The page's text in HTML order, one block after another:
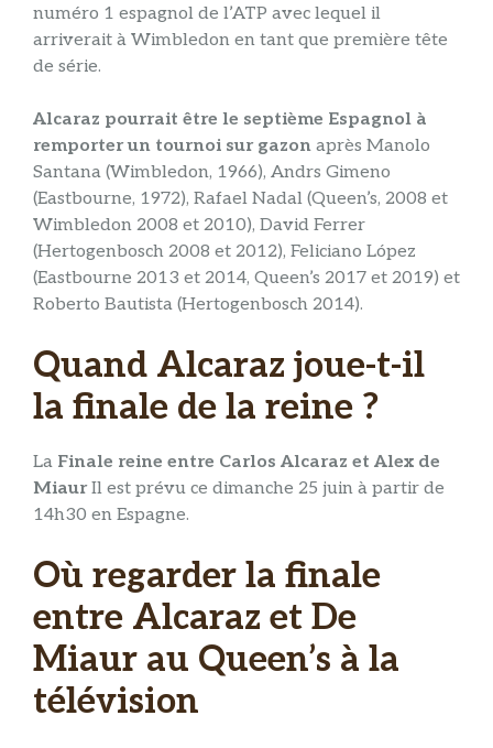
numéro 1 espagnol de l’ATP avec lequel il
arriverait à Wimbledon en tant que première tête
de série.
Alcaraz pourrait être le septième Espagnol à
remporter un tournoi sur gazon après Manolo
Santana (Wimbledon, 1966), Andrs Gimeno
(Eastbourne, 1972), Rafael Nadal (Queen’s, 2008 et
Wimbledon 2008 et 2010), David Ferrer
(Hertogenbosch 2008 et 2012), Feliciano López
(Eastbourne 2013 et 2014, Queen’s 2017 et 2019) et
Roberto Bautista (Hertogenbosch 2014).
Quand Alcaraz joue-t-il
la finale de la reine ?
La Finale reine entre Carlos Alcaraz et Alex de
MiaurIl est prévu ce dimanche 25 juin à partir de
14h30 en Espagne.
Où regarder la finale
entre Alcaraz et De
Miaur au Queen’s à la
télévision